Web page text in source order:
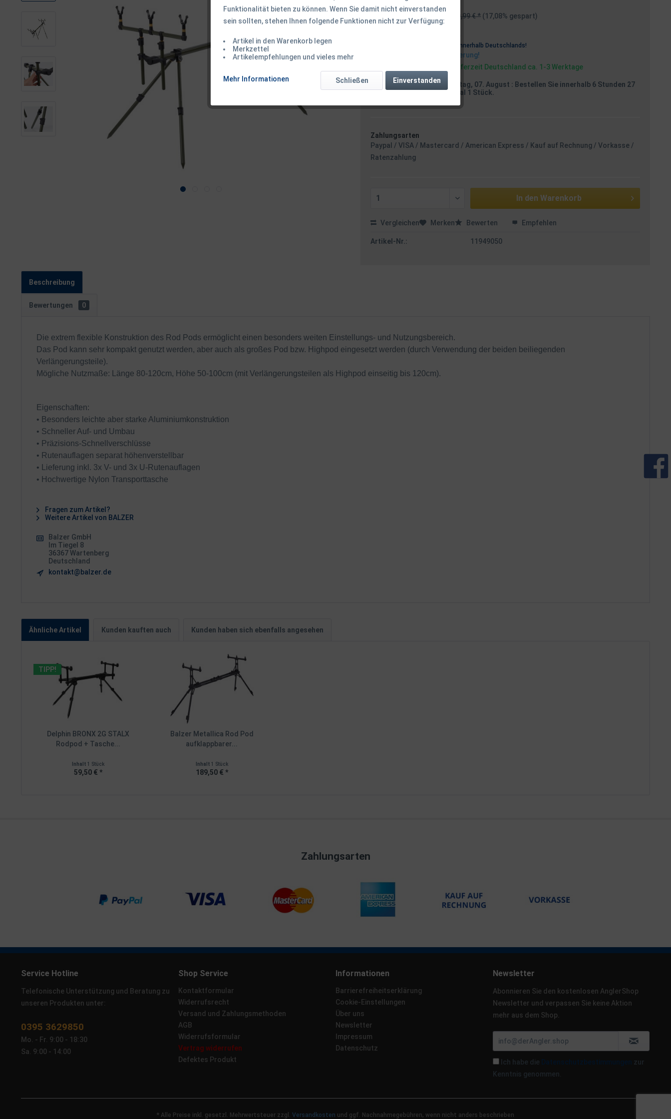
99,50 € * 119,99 € * (17,08% gespart)
Inhalt:1 Stück
innerhalb Deutschlands!
Versandkostenfreie Lieferung!
Sofort versandfertig, Lieferzeit Deutschland ca. 1-3 Werktage
Versand am Freitag, 07. August : Bestellen Sie innerhalb 6 Stunden 27
Minuten- maximal 1 Stück.
Zahlungsarten
Paypal / VISA / Mastercard / American Express / Kauf auf Rechnung / Vorkasse /
Ratenzahlung
In den Warenkorb
Vergleichen Merken Bewerten Empfehlen
Artikel-Nr.: 11949050
Beschreibung
Bewertungen 0
Die extrem flexible Konstruktion des Rod Pods ermöglicht einen besonders weiten Einstellungs- und Nutzungsbereich.
Das Pod kann sehr kompakt genutzt werden, aber auch als großes Pod bzw. Highpod eingesetzt werden (durch Verwendung der beiden beiliegenden
Verlängerungsteile).
Mögliche Nutzmaße: Länge 80-120cm, Höhe 50-100cm (mit Verlängerungsteilen als Highpod einseitig bis 120cm).
Eigenschaften:
• Besonders leichte aber starke Aluminiumkonstruktion
• Schneller Auf- und Umbau
• Präzisions-Schnellverschlüsse
• Rutenauflagen separat höhenverstellbar
• Lieferung inkl. 3x V- und 3x U-Rutenauflagen
• Hochwertige Nylon Transporttasche
Fragen zum Artikel?
Weitere Artikel von BALZER
Balzer GmbH
Im Tiegel 8
36367 Wartenberg
Deutschland
kontakt@balzer.de
Ähnliche Artikel Kunden kauften auch Kunden haben sich ebenfalls angesehen
TIPP!
Delphin BRONX 2G STALX
Rodpod + Tasche...
Inhalt1 Stück
59,50 € *
Balzer Metallica Rod Pod
aufklappbarer...
Inhalt 1 Stück
189,50 € *
Zahlungsarten
Service Hotline
Telefonische Unterstützung und Beratung zu
unseren Produkten unter:
0395 3629850
Mo. - Fr. 9:00 - 18:30
Sa. 9:00 - 14:00
Shop Service
Kontaktformular
Widerrufsrecht
Versand und Zahlungsmethoden
AGB
Widerrufsformular
Vertrag widerrufen
Defektes Produkt
Informationen
Barrierefreiheitserklärung
Cookie-Einstellungen
Über uns
Newsletter
Impressum
Datenschutz
Newsletter
Abonnieren Sie den kostenlosen AnglerShop
Newsletter und verpassen Sie keine Aktion
mehr aus dem Shop.
Ich habe die Datenschutzbestimmungen zur
Kenntnis genommen.
* Alle Preise inkl. gesetzl. Mehrwertsteuer zzgl. Versandkosten und ggf. Nachnahmegebühren, wenn nicht anders beschrieben
Funktionalität bieten zu können. Wenn Sie damit nicht einverstanden
sein sollten, stehen Ihnen folgende Funktionen nicht zur Verfügung:
Artikel in den Warenkorb legen
Merkzettel
Artikelempfehlungen und vieles mehr
Mehr Informationen Einverstanden
Schließen